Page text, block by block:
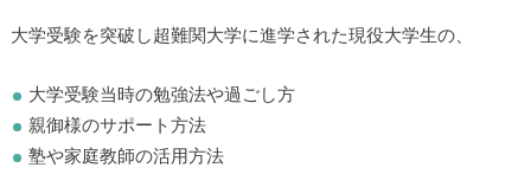
大学受験を突破し超難関大学に進学された現役大学生の、
大学受験当時の勉強法や過ごし方
親御様のサポート方法
塾や家庭教師の活用方法